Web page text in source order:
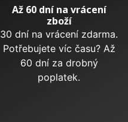
Až 60 dní na vrácení
zboží
30 dní na vrácení zdarma.
Potřebujete víc času? Až
60 dní za drobný
poplatek.